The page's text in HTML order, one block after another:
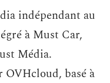
indépendant au
à Must Car,
Média.
OVHcloud, basé à